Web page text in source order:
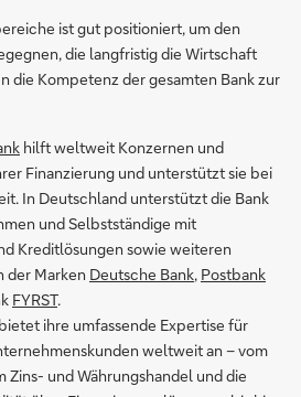
ist gut positioniert, um den
die langfristig die Wirtschaft
die Kompetenz der gesamten Bank zur
hilft weltweit Konzernen und
Finanzierung und unterstützt sie bei
In Deutschland unterstützt die Bank
und Selbstständige mit
Kreditlösungen sowie weiteren
der Marken Deutsche Bank, Postbank
FYRST.
ihre umfassende Expertise für
weltweit an – vom
Zins- und Währungshandel und die